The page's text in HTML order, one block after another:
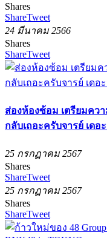
Shares
ShareTweet
24 มีนาคม 2566
Shares
ShareTweet
ส่องห้องซ้อม เตรียมคว
กลับเถอะครับจารย์ เดอ
25 กรกฏาคม 2567
Shares
ShareTweet
25 กรกฏาคม 2567
Shares
ShareTweet